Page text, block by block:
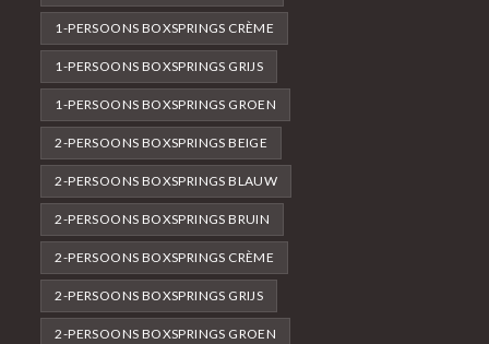
1-PERSOONS BOXSPRINGS CRÈME
1-PERSOONS BOXSPRINGS GRIJS
1-PERSOONS BOXSPRINGS GROEN
2-PERSOONS BOXSPRINGS BEIGE
2-PERSOONS BOXSPRINGS BLAUW
2-PERSOONS BOXSPRINGS BRUIN
2-PERSOONS BOXSPRINGS CRÈME
2-PERSOONS BOXSPRINGS GRIJS
2-PERSOONS BOXSPRINGS GROEN